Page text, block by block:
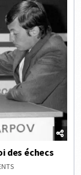
des échecs
ON